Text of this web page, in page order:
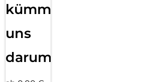
kümmern
uns
darum!